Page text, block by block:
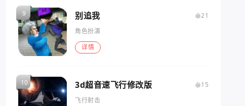
别追我
21
角色扮演
详情
3d超音速飞行修改版
15
飞行射击